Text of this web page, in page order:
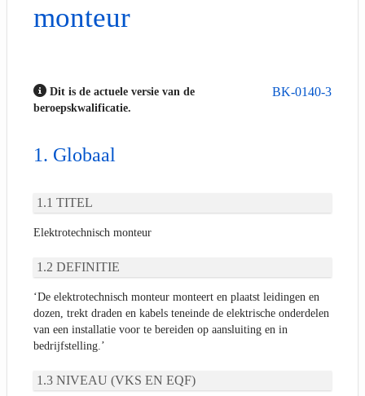
monteur
BK-0140-3
Dit is de actuele versie van de
beroepskwalificatie.
Globaal
TITEL
Elektrotechnisch monteur
DEFINITIE
‘De elektrotechnisch monteur monteert en plaatst leidingen en
dozen, trekt draden en kabels teneinde de elektrische onderdelen
van een installatie voor te bereiden op aansluiting en in
bedrijfstelling.’
NIVEAU (VKS EN EQF)